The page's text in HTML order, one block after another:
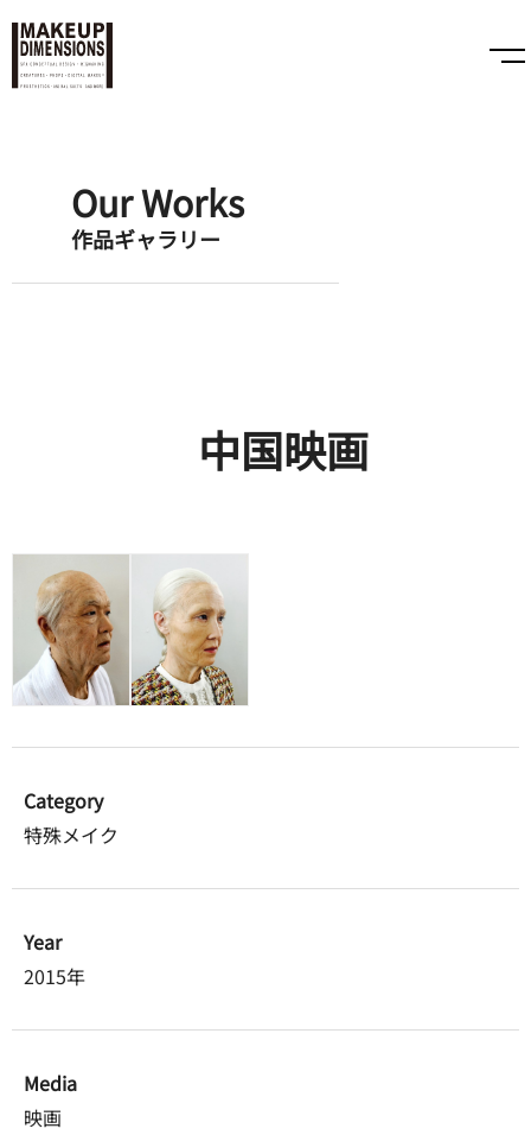
Our Works
作品ギャラリー
中国映画
Category
特殊メイク
Year
2015年
Media
映画